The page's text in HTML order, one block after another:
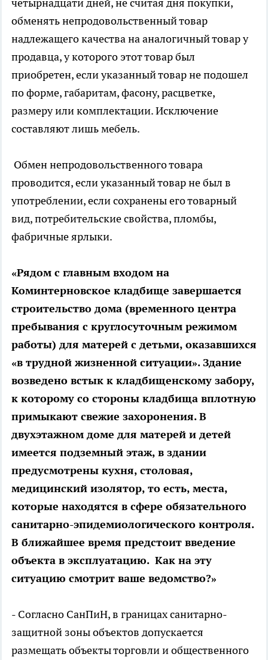
обменять непродовольственный товар
надлежащего качества на аналогичный товар у
продавца, у которого этот товар был
приобретен, если указанный товар не подошел
по форме, габаритам, фасону, расцветке,
размеру или комплектации. Исключение
составляют лишь мебель.
Обмен непродовольственного товара
проводится, если указанный товар не был в
употреблении, если сохранены его товарный
вид, потребительские свойства, пломбы,
фабричные ярлыки.
«Рядом с главным входом на
Коминтерновское кладбище завершается
строительство дома (временного центра
пребывания с круглосуточным режимом
работы) для матерей с детьми, оказавшихся
«в трудной жизненной ситуации». Здание
возведено встык к кладбищенскому забору,
к которому со стороны кладбища вплотную
примыкают свежие захоронения. В
двухэтажном доме для матерей и детей
имеется подземный этаж, в здании
предусмотрены кухня, столовая,
медицинский изолятор, то есть, места,
которые находятся в сфере обязательного
санитарно-эпидемиологического контроля.
В ближайшее время предстоит введение
объекта в эксплуатацию. Как на эту
ситуацию смотрит ваше ведомство?»
- Согласно СанПиН, в границах санитарно-
защитной зоны объектов допускается
размещать объекты торговли и общественного